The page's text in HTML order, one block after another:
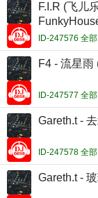
F.I.R (飞儿
ID-247576 全
F4 - 流星
ID-247577 全
Gareth.t -
ID-247578 全
Gareth.t -